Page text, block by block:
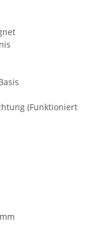
(Funktioniert